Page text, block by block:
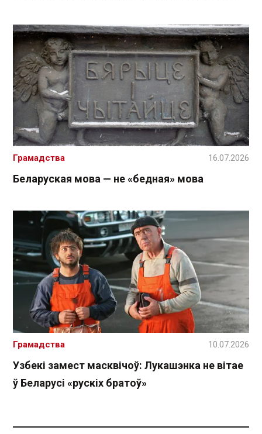
Беларуская мова — не «бедная» мова
Грамадства 16.07.2026
Узбекі замест масквічоў: Лукашэнка не вітае
ў Беларусі «рускіх братоў»
Грамадства 10.07.2026